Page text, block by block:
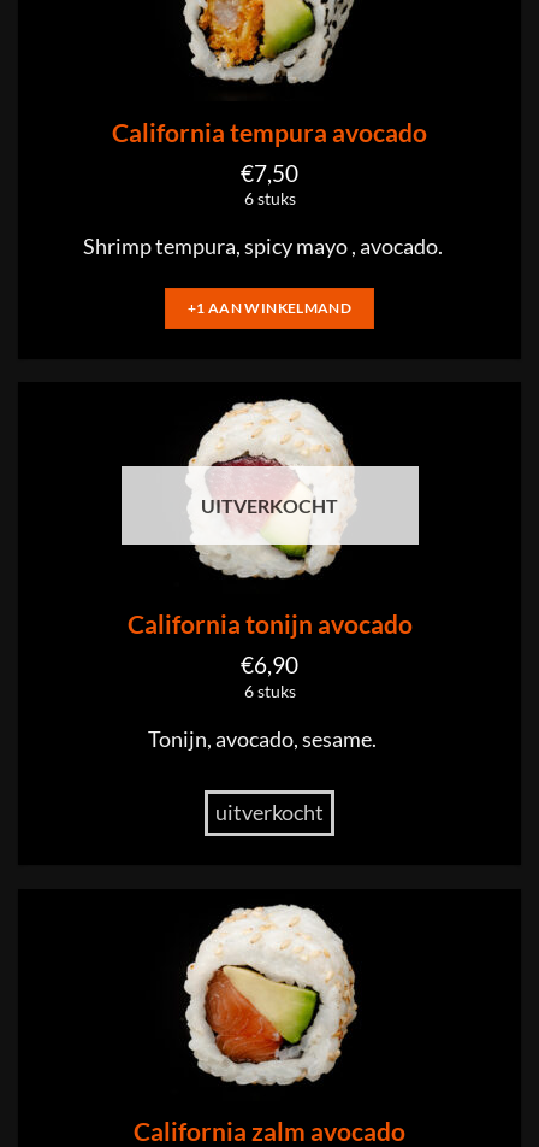
California tempura avocado
€7,50
6 stuks
Shrimp tempura, spicy mayo , avocado.
+1 AAN WINKELMAND
UITVERKOCHT
California tonijn avocado
€6,90
6 stuks
Tonijn, avocado, sesame.
uitverkocht
California zalm avocado